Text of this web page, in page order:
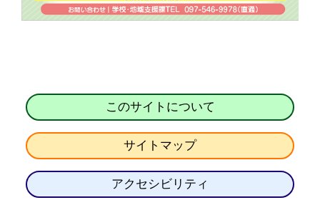
このサイトについて
サイトマップ
アクセシビリティ